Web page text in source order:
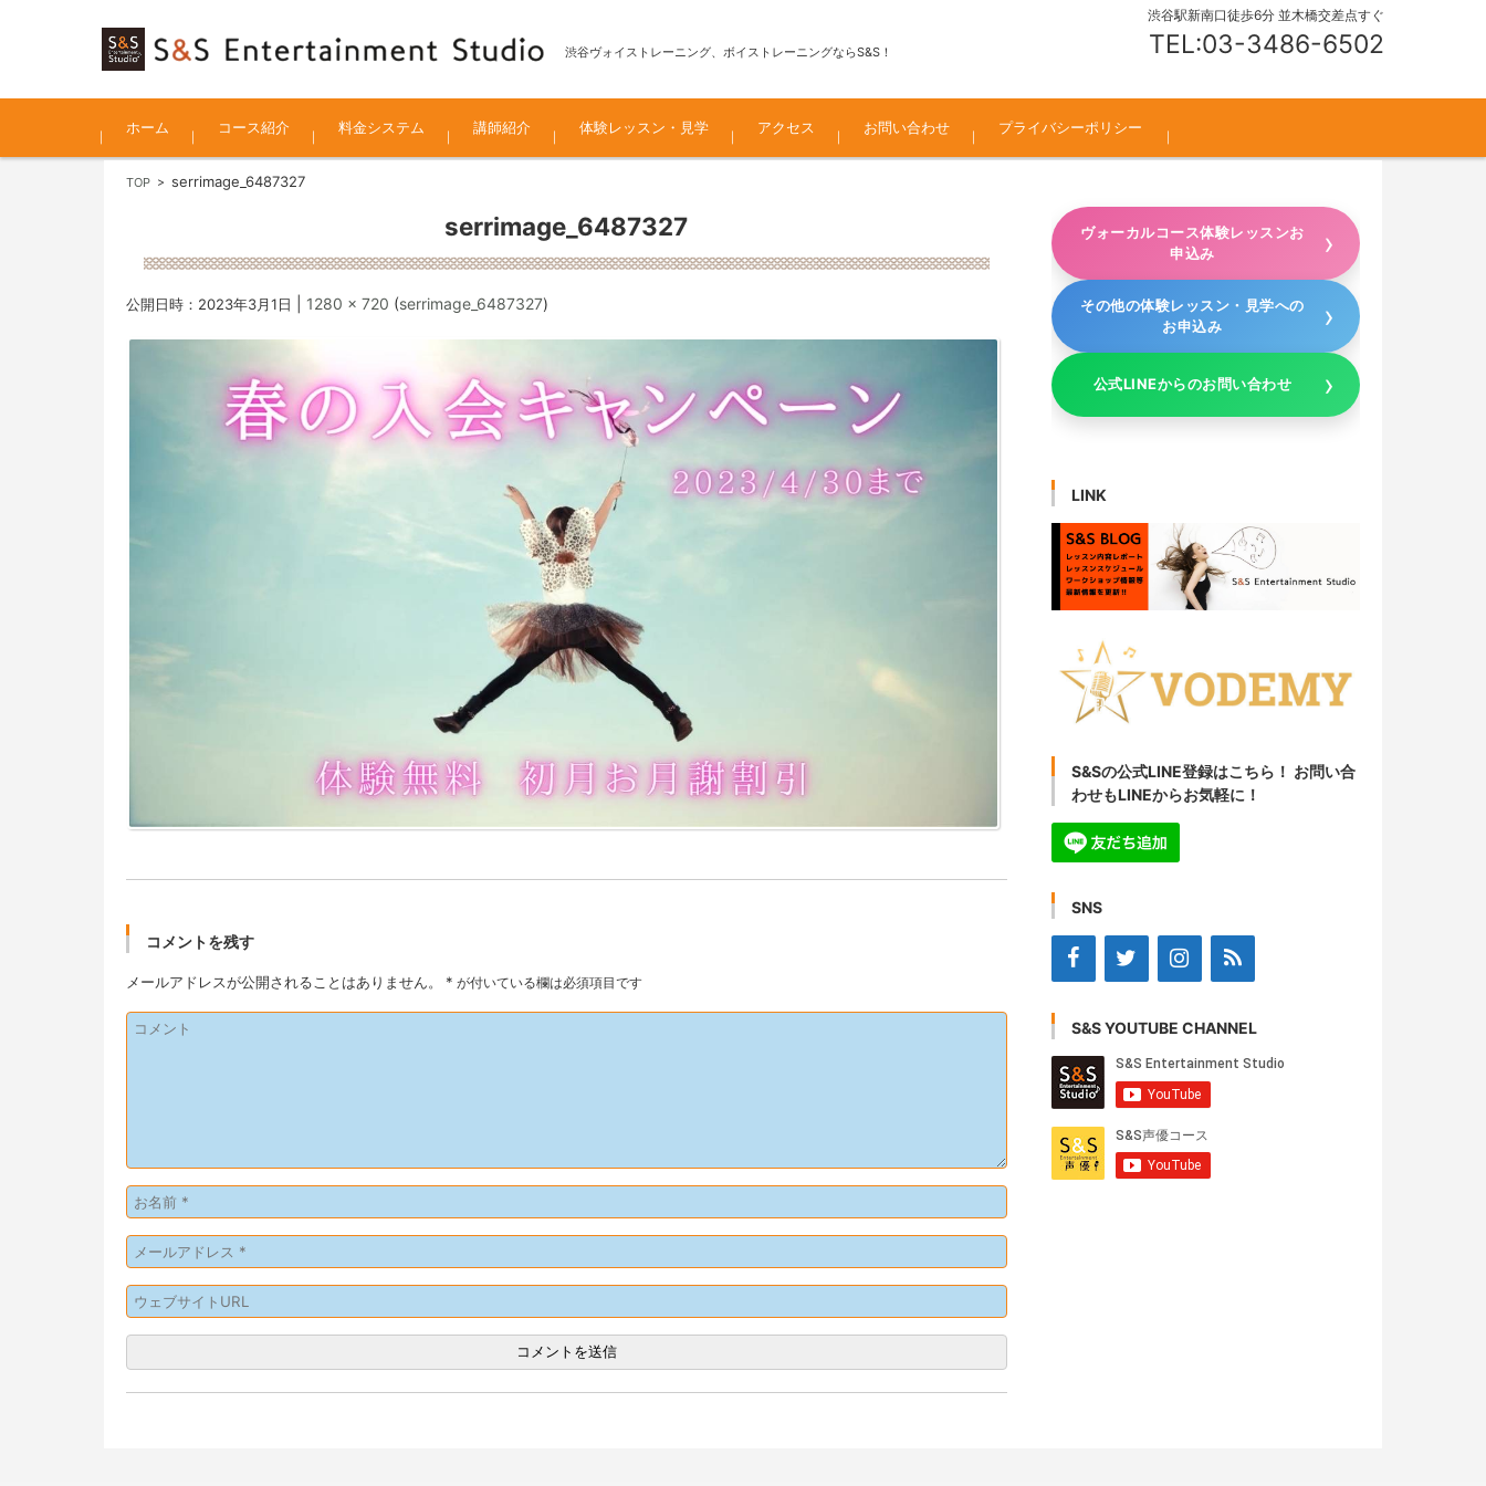
渋谷ヴォイストレーニング、ボイストレーニングならS&S！
渋谷駅新南口徒歩6分 並木橋交差点すぐ
TEL:03-3486-6502
ホーム コース紹介
ヴォーカルコース
カラオケコース
Kidsヴォーカルコース
ミュージカルパフォーマン
S&S ハーモニーコース
声優コース
俳優・演劇コース
Kidsグループコース
Kidsピアノコース
楽器・ソルフェージュ・そ
オンラインレッスン
レコーディング・アレンジ
料金システム 講師紹介 体験レッスン・見学 アクセス お問い合わせ プライバシーポリシー
TOP >serrimage_6487327
serrimage_6487327
公開日時： 2023年3月1日 1280 × 720 (serrimage_6487327)
コメントを残す
メールアドレスが公開されることはありません。 * が付いている欄は必須項目です
ヴォーカルコース体験レッスンお
申込み
その他の体験レッスン・見学への
お申込み
公式LINEからのお問い合わせ
LINK
S&Sの公式LINE登録はこちら！ お問い合
わせもLINEからお気軽に！
SNS
S&S YOUTUBE CHANNEL